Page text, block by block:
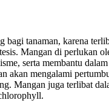
tanaman, karena
Mangan di perlukan
serta membantu
akan mengalami
Mangan juga terlibat